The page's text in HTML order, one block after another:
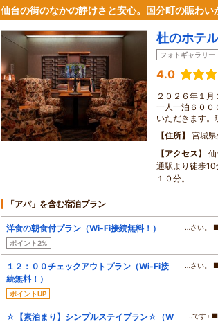
仙台の街のなかの静けさと安心。国分町の賑わい
杜のホテ
フォトギャラリー
4.0
２０２６年１月
一人一泊６００
いただきます。
住所
宮城
アクセス
通駅より徒歩
１０分。
「アパ」を含む宿泊プラン
洋食の朝食付プラン（Wi-Fi接続無料！）
ポイント2%
…さい。
１２：００チェックアウトプラン（Wi-Fi接
続無料！）
ポイントUP
…さい。
☆【素泊まり】シンプルステイプラン☆（W
…です♪ ■